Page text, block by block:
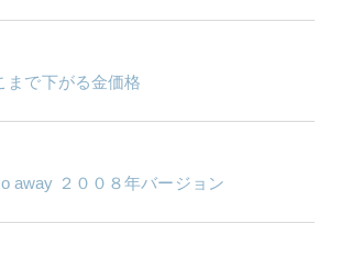
で下がる金価格
away ２００８年バージョン